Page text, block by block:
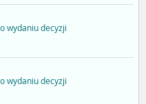
wydaniu decyzji
wydaniu decyzji